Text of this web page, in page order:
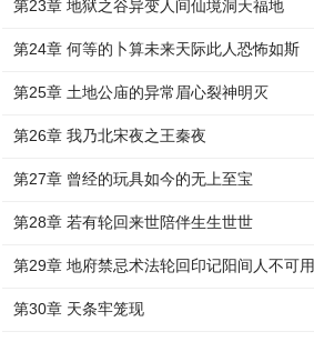
第23章 地狱之谷异变人间仙境洞天福地
第24章 何等的卜算未来天际此人恐怖如斯
第25章 土地公庙的异常眉心裂神明灭
第26章 我乃北宋夜之王秦夜
第27章 曾经的玩具如今的无上至宝
第28章 若有轮回来世陪伴生生世世
第29章 地府禁忌术法轮回印记阳间人不可用
第30章 天条牢笼现